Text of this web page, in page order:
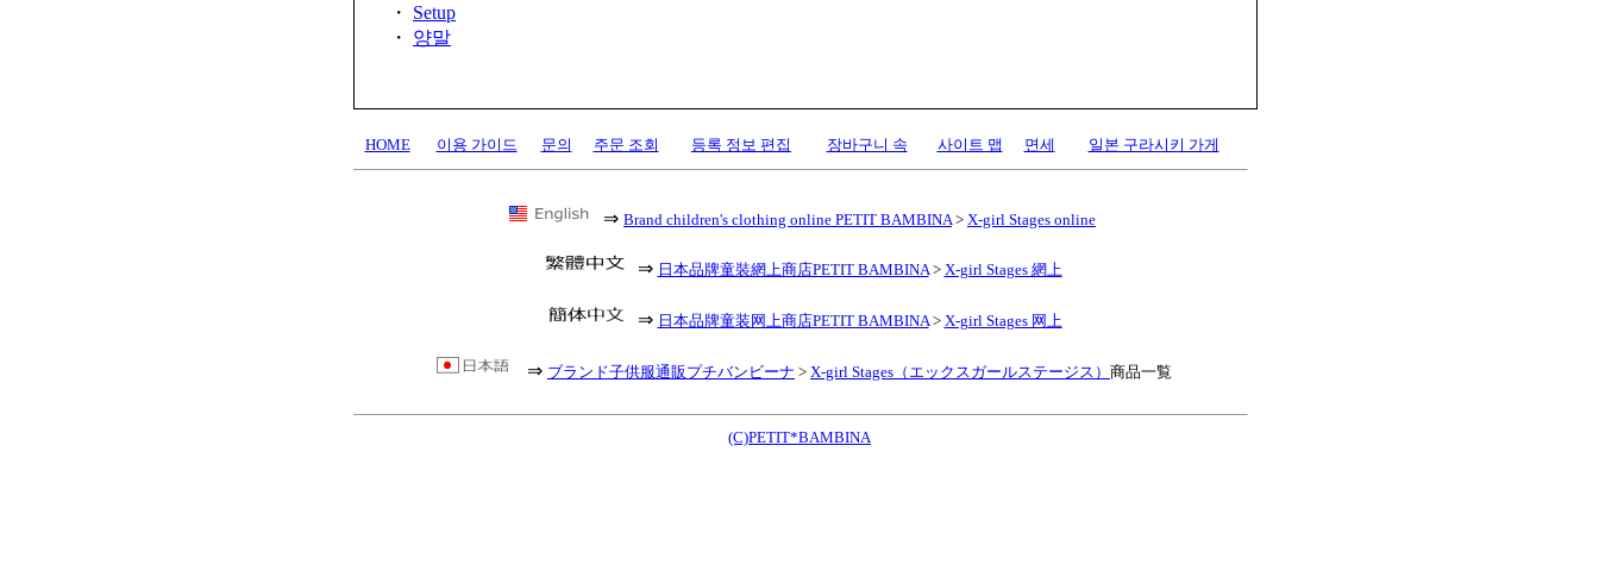
・ Setup
・ 양말
HOME 이용 가이드 문의 주문 조회 등록 정보 편집 장바구니 속 사이트 맵 면세 일본 구라시키 가게
⇒ Brand children's clothing online PETIT BAMBINA> X-girl Stages online
⇒ 日本品牌童裝網上商店PETIT BAMBINA> X-girl Stages 網上
⇒ 日本品牌童装网上商店PETIT BAMBINA> X-girl Stages 网上
⇒ ブランド子供服通販プチバンビーナ > X-girl Stages（エックスガールステージス） 商品一覧
(C)PETIT*BAMBINA